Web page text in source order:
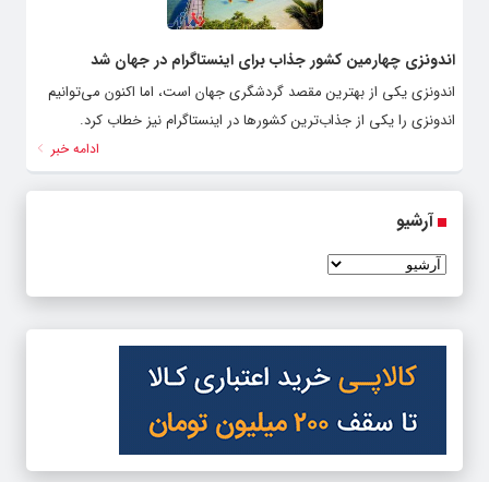
اندونزی چهارمین کشور جذاب برای اینستاگرام در جهان شد
اندونزی یکی از بهترین مقصد گردشگری جهان است، اما اکنون می‌توانیم
اندونزی را یکی از جذاب‌ترین کشورها در اینستاگرام نیز خطاب کرد.
ادامه خبر
آرشیو